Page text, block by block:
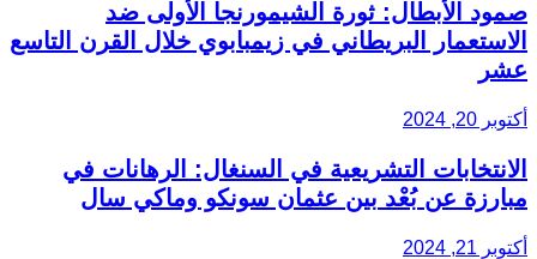
صمود الأبطال: ثورة الشيمورنجا الأولى ضد
الاستعمار البريطاني في زيمبابوي خلال القرن التاسع
عشر
أكتوبر 20, 2024
الانتخابات التشريعية في السنغال: الرهانات في
مبارزة عن بُعْد بين عثمان سونكو وماكي سال
أكتوبر 21, 2024